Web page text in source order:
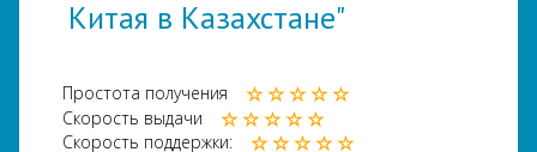
Китая в Казахстане"
Простота получения
Скорость выдачи
Скорость поддержки: